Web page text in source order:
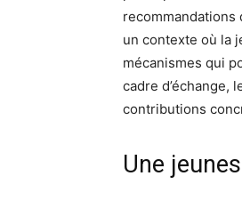
un contexte où la
mécanismes qui
cadre d’échange,
contributions
Une